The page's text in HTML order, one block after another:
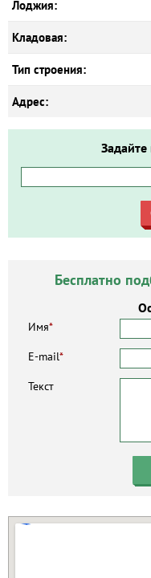
Лоджия:
Кладовая:
Тип строения:
Адрес:
Бесплатно
Имя*
E-mail*
Текст